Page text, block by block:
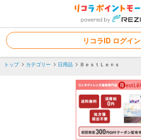
リコラID ログイン
トップ カテゴリー 日用品 ＢｅｓｔＬｅｎｓ